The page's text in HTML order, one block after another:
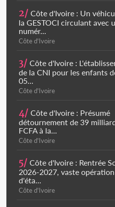
2/ Côte d'Ivoire : Un
la GESTOCI circulant avec
numér...
Côte d'Ivoire
3/ Côte d'Ivoire :
de la CNI pour les enfants
05...
Côte d'Ivoire
4/ Côte d'Ivoire : Présumé
détournement de 39
FCFA à la...
Côte d'Ivoire
5/ Côte d'Ivoire : Rentrée
2026-2027, vaste opération
d'éta...
Côte d'Ivoire